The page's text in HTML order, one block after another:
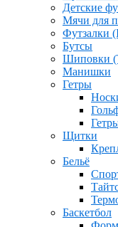
Детские
Мячи для
Футзалки
Бутсы
Шиповки
Манишки
Гетры
Щитки
Бельё
Баскетбол